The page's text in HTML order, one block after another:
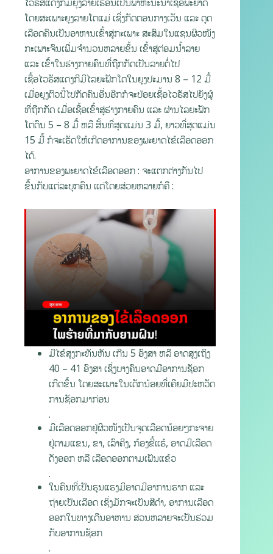
ໂດຍສະເພາະຍຸງລາຍໂຕແມ່ ເຊິ່ງກັດຕອນກາງເວັນ ແລະ ດູດ
ເລືອດຄົນເປັນອາຫານເຂົ້າສູ່ກະເພາະ ສະສົມໃນແຊນຜິວໜັງ
ກະເພາະຈົນເພີ່ມຈຳນວນຫລາຍຂຶ້ນ ເຂົ້າສູ່ຕ່ອມນ້ຳລາຍ
ແລະ ເຂົ້າໃນຮ່າງກາຍຄົນທີ່ຖືກກັດເປັນລາຍຕໍ່ໄປ
ເຊື້ອໄວຣັສແດງກີມີໄລຍະຟັກໂຕໃນຍຸງປະມານ 8 – 12 ມື້
ເມື່ອຍຸງຕົວນີ້ໄປກັດຄົນອື່ນອີກກໍຈະປ່ອຍເຊື້ອໄວຣັສໄປຍັງຜູ້
ທີ່ຖືກກັດ ເມື່ອເຊື້ອເຂົ້າສູ່ຮ່າງກາຍຄົນ ແລະ ຜ່ານໄລຍະຟັກ
ໂຕດົນ 5 – 8 ມື້ ຫລື ສັ້ນທີ່ສຸດແມ່ນ 3 ມື້, ຍາວທີ່ສຸດແມ່ນ
15 ມື້ ກໍຈະເຮັດໃຫ້ເກີດອາການຂອງພະຍາດໄຂ້ເລືອດອອກ
ໄດ້.
ອາການຂອງພະຍາດໄຂ້ເລືອດອອກ : ຈະແຕກຕ່າງກັນໄປ
ຂຶ້ນກັບແຕ່ລະບຸກຄົນ ແຕ່ໂດຍສ່ວຍຫລາຍກໍຄື :
ມີໄຂ້ສຸງກະທັນຫັນ ເກີນ 5 ອົງສາ ຫລື ອາດສູງເຖິງ
40 – 41 ອົງສາ ເຊິ່ງບາງຄົນອາດມີອາການຊັອກ
ເກີດຂຶ້ນ ໂດຍສະເພາະໃນເດັກນ້ອຍທີ່ເຄີຍມີປະຫວັດ
ການຊັອກມາກ່ອນ
.
ມີເລືອດອອກຢູ່ຜິວໜັງເປັນຈຸດເລືອດນ້ອຍໆກະຈາຍ
ຢູ່ຕາມແຂນ, ຂາ, ເລົາຄີງ, ກ້ອງຂີ້ແຮ້, ອາດມີເລືອດ
ດັງອອກ ຫລື ເລືອດອອກຕາມເຟັນແຂ້ວ
.
ໃນຄົນທີ່ເປັນຮຸນແຮງມີອາດມີອາການຮາກ ແລະ
ຖ່າຍເປັນເລືອດ ເຊິ່ງມັກຈະເປັນສີດຳ, ອາການເລືອດ
ອອກໃນທາງເດີນອາຫານ ສ່ວນຫລາຍຈະເປັນຮ່ວມ
ກັບອາການຊັອກ
.